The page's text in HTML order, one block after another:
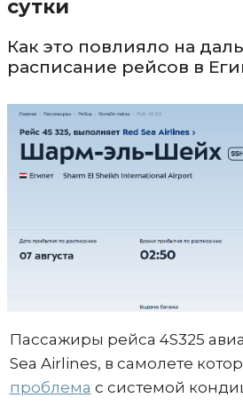
сутки
Как это повлияло на
расписание рейсов в
Пассажиры рейса 4S325
Sea Airlines, в самолете
проблема с системой